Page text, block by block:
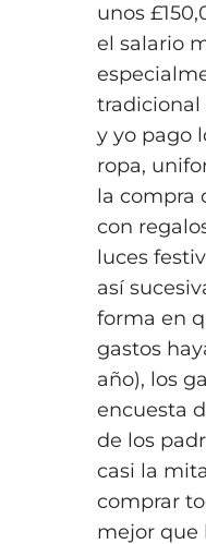
unos
el salario
tradicional
y yo pago
ropa,
la compra
con
luces
así
forma en
gastos
año), los
encuesta
de los
casi la
comprar
mejor que